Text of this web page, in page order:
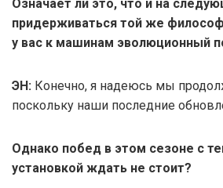
Означает ли это, что и на
придерживаться той же
у вас к машинам эволюционный
ЭН: Конечно, я надеюсь мы
поскольку наши последние
Однако побед в этом сезоне с
установкой ждать не стоит?